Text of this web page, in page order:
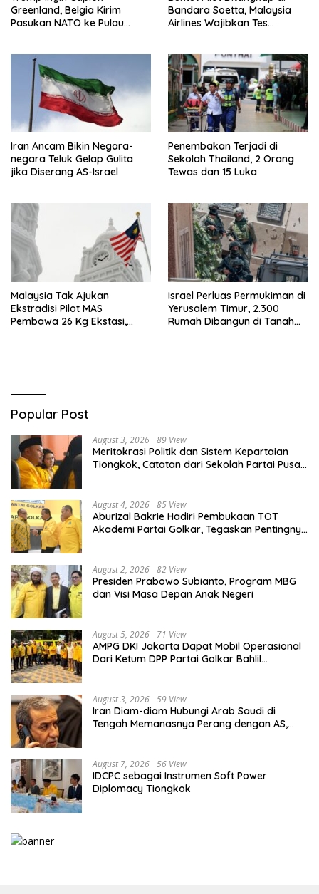
Greenland, Belgia Kirim
Pasukan NATO ke Pulau
Bandara Soetta, Malaysia
Airlines Wajibkan Tes
Iran Ancam Bikin Negara-
negara Teluk Gelap Gulita
jika Diserang AS-Israel
Penembakan Terjadi di
Sekolah Thailand, 2 Orang
Tewas dan 15 Luka
Malaysia Tak Ajukan
Ekstradisi Pilot MAS
Pembawa 26 Kg Ekstasi,
Israel Perluas Permukiman di
Yerusalem Timur, 2.300
Rumah Dibangun di Tanah
Popular Post
August 3, 2026 89 View
Meritokrasi Politik dan Sistem Kepartaian
Tiongkok, Catatan dari Sekolah Partai Pusat
August 4, 2026 85 View
Aburizal Bakrie Hadiri Pembukaan TOT
Akademi Partai Golkar, Tegaskan Pentingnya
August 2, 2026 82 View
Presiden Prabowo Subianto, Program MBG
dan Visi Masa Depan Anak Negeri
August 5, 2026 71 View
AMPG DKI Jakarta Dapat Mobil Operasional
Dari Ketum DPP Partai Golkar Bahlil
August 3, 2026 59 View
Iran Diam-diam Hubungi Arab Saudi di
Tengah Memanasnya Perang dengan AS,
August 7, 2026 56 View
IDCPC sebagai Instrumen Soft Power
Diplomacy Tiongkok